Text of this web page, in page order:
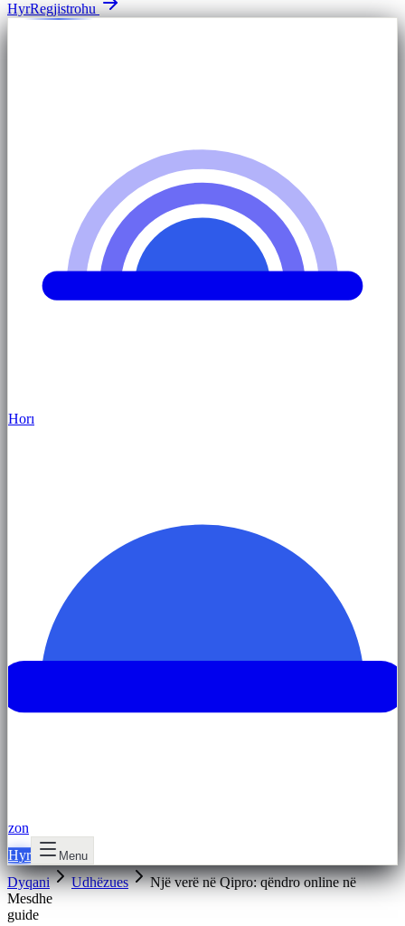
HyrRegjistrohu
Horı
zon
Hyr
Menu
Dyqani Udhëzues
Një verë në Qipro: qëndro online në
Mesdhe
guide